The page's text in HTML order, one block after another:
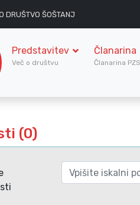
DRUŠTVO ŠOŠTANJ
Predstavitev
Več o društvu
Članarina
Članarina PZS
(0)